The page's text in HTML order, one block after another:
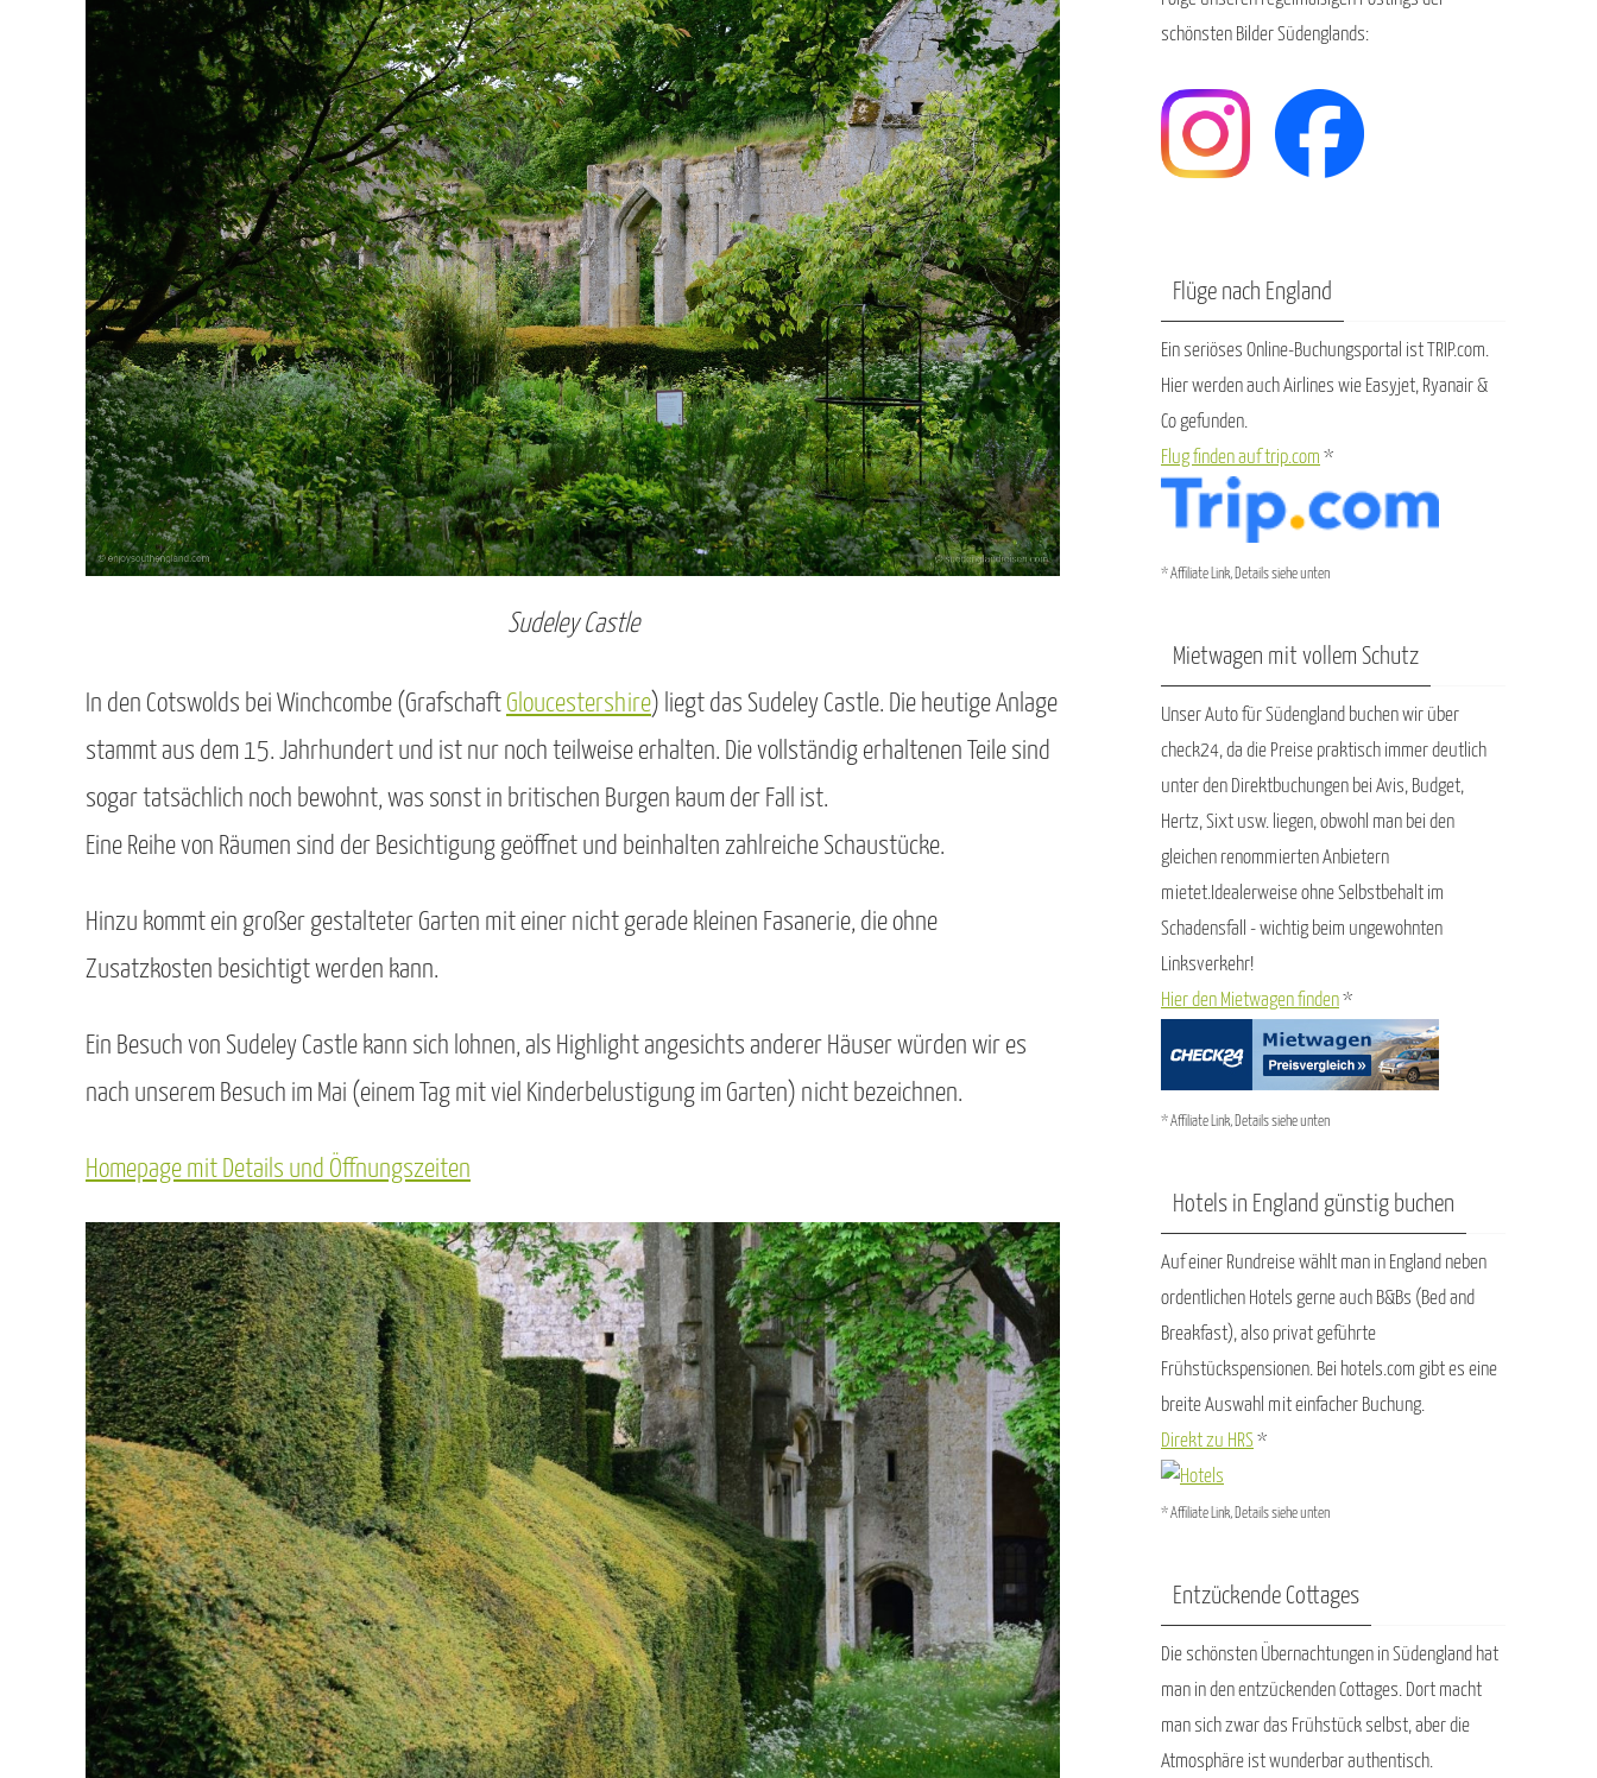
Sudeley Castle
In den Cotswolds bei Winchcombe (Grafschaft Gloucestershire) liegt das Sudeley Castle. Die heutige Anlage
stammt aus dem 15. Jahrhundert und ist nur noch teilweise erhalten. Die vollständig erhaltenen Teile sind
sogar tatsächlich noch bewohnt, was sonst in britischen Burgen kaum der Fall ist.
Eine Reihe von Räumen sind der Besichtigung geöffnet und beinhalten zahlreiche Schaustücke.
Hinzu kommt ein großer gestalteter Garten mit einer nicht gerade kleinen Fasanerie, die ohne
Zusatzkosten besichtigt werden kann.
Ein Besuch von Sudeley Castle kann sich lohnen, als Highlight angesichts anderer Häuser würden wir es
nach unserem Besuch im Mai (einem Tag mit viel Kinderbelustigung im Garten) nicht bezeichnen.
Homepage mit Details und Öffnungszeiten
schönsten Bilder Südenglands:
Flüge nach England
Ein seriöses Online-Buchungsportal ist TRIP.com.
Hier werden auch Airlines wie Easyjet, Ryanair &
Co gefunden.
Flug finden auf trip.com *
* Affiliate Link, Details siehe unten
Mietwagen mit vollem Schutz
Unser Auto für Südengland buchen wir über
check24, da die Preise praktisch immer deutlich
unter den Direktbuchungen bei Avis, Budget,
Hertz, Sixt usw. liegen, obwohl man bei den
gleichen renommierten Anbietern
mietet.Idealerweise ohne Selbstbehalt im
Schadensfall - wichtig beim ungewohnten
Linksverkehr!
Hier den Mietwagen finden*
* Affiliate Link, Details siehe unten
Hotels in England günstig buchen
Auf einer Rundreise wählt man in England neben
ordentlichen Hotels gerne auch B&Bs (Bed and
Breakfast), also privat geführte
Frühstückspensionen. Bei hotels.com gibt es eine
breite Auswahl mit einfacher Buchung.
Direkt zu HRS *
* Affiliate Link, Details siehe unten
Entzückende Cottages
Die schönsten Übernachtungen in Südengland hat
man in den entzückenden Cottages. Dort macht
man sich zwar das Frühstück selbst, aber die
Atmosphäre ist wunderbar authentisch.